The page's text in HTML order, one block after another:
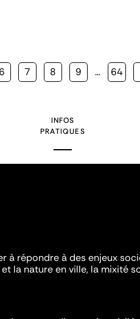
Page
6 Page
7 Page
8 Page
9 … Page
64
INFOS
PRATIQUES
à répondre à des enjeux
la nature en ville, la mixité